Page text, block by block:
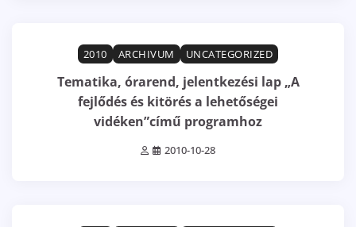
2010
ARCHIVUM UNCATEGORIZED
Tematika, órarend, jelentkezési lap „A
fejlődés és kitörés a lehetőségei
vidéken”című programhoz
2010-10-28